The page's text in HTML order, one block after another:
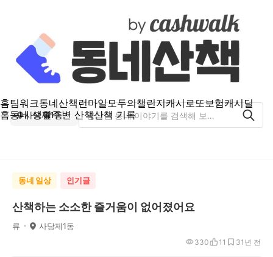
홈팀워크동네산책런마일모두의챌린지캐시로또보험캐시딜
홈동네 생활주변 산책산책 기록
사당제1동
동네 일상 인기글
산책하는 소소한 즐거움이 없어졌어요
류 사당제1동
1년 전
330 11 3